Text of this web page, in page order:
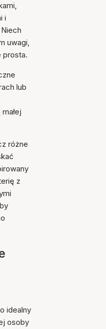
i
uwagi,
prosta.
lub
różne
z
idealny
osoby